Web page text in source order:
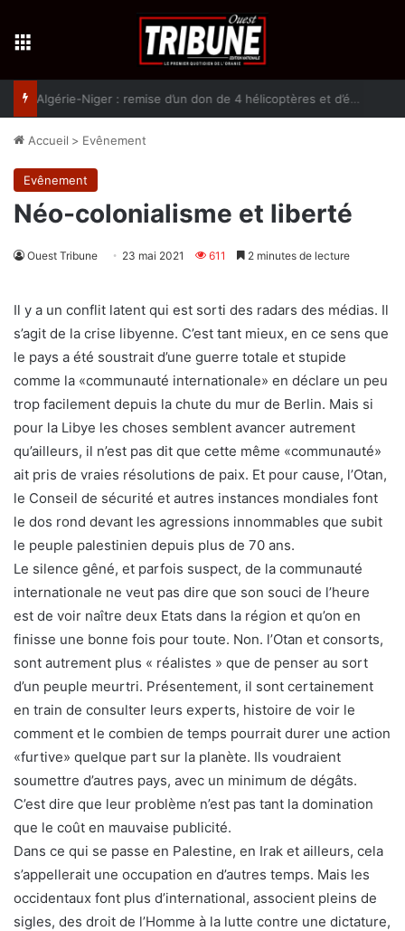
Accueil > Evênement
Evênement
Néo-colonialisme et liberté
Ouest Tribune 23 mai 2021 611 2 minutes de lecture
Il y a un conflit latent qui est sorti des radars des médias. Il
s’agit de la crise libyenne. C’est tant mieux, en ce sens que
le pays a été soustrait d’une guerre totale et stupide
comme la «communauté internationale» en déclare un peu
trop facilement depuis la chute du mur de Berlin. Mais si
pour la Libye les choses semblent avancer autrement
qu’ailleurs, il n’est pas dit que cette même «communauté»
ait pris de vraies résolutions de paix. Et pour cause, l’Otan,
le Conseil de sécurité et autres instances mondiales font
le dos rond devant les agressions innommables que subit
le peuple palestinien depuis plus de 70 ans.
Le silence gêné, et parfois suspect, de la communauté
internationale ne veut pas dire que son souci de l’heure
est de voir naître deux Etats dans la région et qu’on en
finisse une bonne fois pour toute. Non. l’Otan et consorts,
sont autrement plus « réalistes » que de penser au sort
d’un peuple meurtri. Présentement, il sont certainement
en train de consulter leurs experts, histoire de voir le
comment et le combien de temps pourrait durer une action
«furtive» quelque part sur la planète. Ils voudraient
soumettre d’autres pays, avec un minimum de dégâts.
C’est dire que leur problème n’est pas tant la domination
que le coût en mauvaise publicité.
Dans ce qui se passe en Palestine, en Irak et ailleurs, cela
s’appellerait une occupation en d’autres temps. Mais les
occidentaux font plus d’international, associent pleins de
sigles, des droit de l’Homme à la lutte contre une dictature,